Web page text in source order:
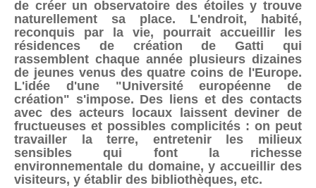
de créer un observatoire des étoiles y trouve
naturellement sa place. L'endroit, habité,
reconquis par la vie, pourrait accueillir les
résidences de création de Gatti qui
rassemblent chaque année plusieurs dizaines
de jeunes venus des quatre coins de l'Europe.
L'idée d'une "Université européenne de
création" s'impose. Des liens et des contacts
avec des acteurs locaux laissent deviner de
fructueuses et possibles complicités : on peut
travailler la terre, entretenir les milieux
sensibles qui font la richesse
environnementale du domaine, y accueillir des
visiteurs, y établir des bibliothèques, etc.